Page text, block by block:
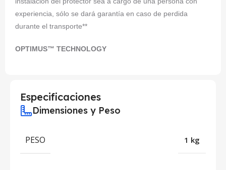
experiencia, sólo se dará garantía en caso de perdida
durante el transporte**
OPTIMUS™ TECHNOLOGY
Especificaciones
Dimensiones y Peso
PESO 1 kg